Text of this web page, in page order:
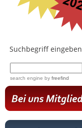
Suchbegriff eingeben
search engine by freefind